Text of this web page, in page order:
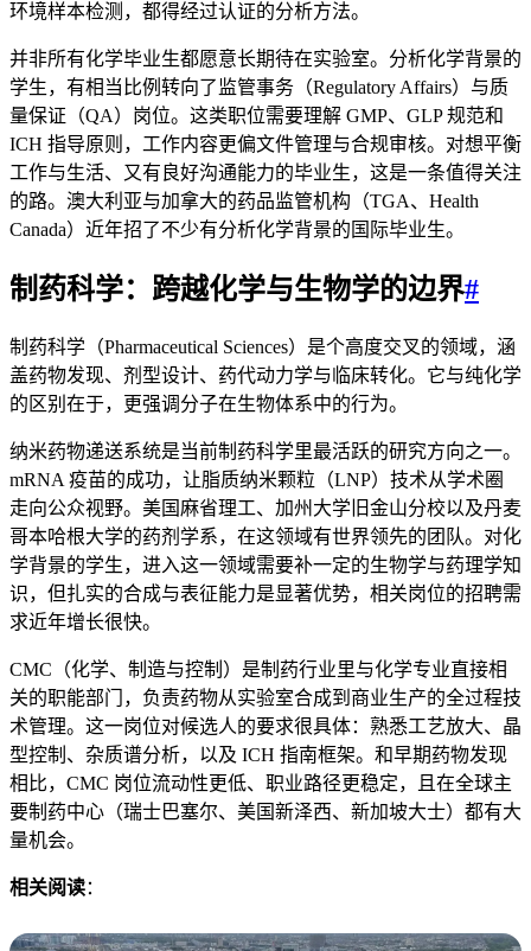
环境样本检测，都得经过认证的分析方法。
并非所有化学毕业生都愿意长期待在实验室。分析化学背景的
学生，有相当比例转向了监管事务（Regulatory Affairs）与质
量保证（QA）岗位。这类职位需要理解 GMP、GLP 规范和
ICH 指导原则，工作内容更偏文件管理与合规审核。对想平衡
工作与生活、又有良好沟通能力的毕业生，这是一条值得关注
的路。澳大利亚与加拿大的药品监管机构（TGA、Health
Canada）近年招了不少有分析化学背景的国际毕业生。
制药科学：跨越化学与生物学的边界#
制药科学（Pharmaceutical Sciences）是个高度交叉的领域，涵
盖药物发现、剂型设计、药代动力学与临床转化。它与纯化学
的区别在于，更强调分子在生物体系中的行为。
纳米药物递送系统是当前制药科学里最活跃的研究方向之一。
mRNA 疫苗的成功，让脂质纳米颗粒（LNP）技术从学术圈
走向公众视野。美国麻省理工、加州大学旧金山分校以及丹麦
哥本哈根大学的药剂学系，在这领域有世界领先的团队。对化
学背景的学生，进入这一领域需要补一定的生物学与药理学知
识，但扎实的合成与表征能力是显著优势，相关岗位的招聘需
求近年增长很快。
CMC（化学、制造与控制）是制药行业里与化学专业直接相
关的职能部门，负责药物从实验室合成到商业生产的全过程技
术管理。这一岗位对候选人的要求很具体：熟悉工艺放大、晶
型控制、杂质谱分析，以及 ICH 指南框架。和早期药物发现
相比，CMC 岗位流动性更低、职业路径更稳定，且在全球主
要制药中心（瑞士巴塞尔、美国新泽西、新加坡大士）都有大
量机会。
相关阅读：